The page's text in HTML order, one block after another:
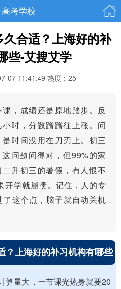
考学校
合适？上海好的补
些-艾搜艾学
07 11:41:49 热度：25
，成绩还是原地踏步。反
时，分数蹭蹭往上涨。问
时间没用在刀刃上。初三
问题问得对，但99%的家
升初三的暑假，有人恨不
开学就崩溃。记住，人的专
这个点，脑子就自动关机
？上海好的补习机构有哪些
算量大，一节课光热身就要20